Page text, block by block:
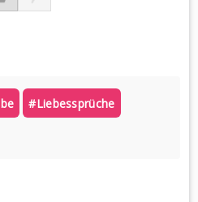
#liebessprüche